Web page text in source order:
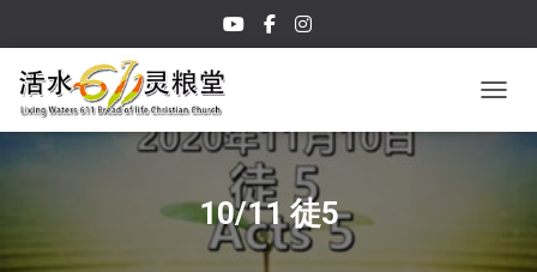
10/11 徒5